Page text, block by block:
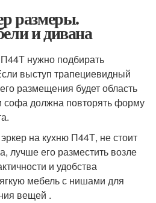
размеры.
и дивана
нужно подбирать
выступ трапециевидный
размещения будет область
софа должна повторять форму
на кухню П44Т, не стоит
лучше его разместить возле
и удобства
мебель с нишами для
вещей .